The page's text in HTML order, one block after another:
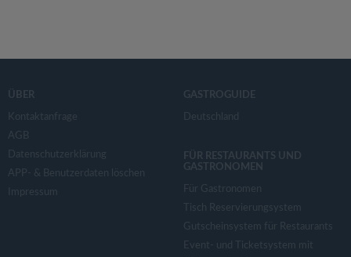
ÜBER
Kontaktanfrage
AGB
Datenschutzerklärung
APP- & Benutzerdaten löschen
Impressum
GASTROGUIDE
Deutschland
FÜR RESTAURANTS UND
GASTRONOMEN
Für Gastronomen
Tisch Reservierungsystem
Gutscheinsystem für Restaurants
Event- und Ticketsystem mit